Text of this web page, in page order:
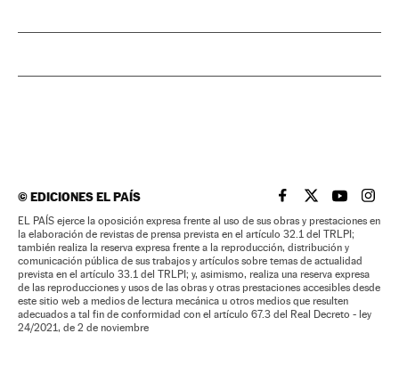
©EDICIONES EL PAÍS EL PAÍS BRASIL EN
EL PAÍSEL PAÍS
EL
EL PAÍS ejerce la oposición expresa frente al uso de sus obras y prestaciones en
la elaboración de revistas de prensa prevista en el artículo 32.1 del TRLPI;
también realiza la reserva expresa frente a la reproducción, distribución y
comunicación pública de sus trabajos y artículos sobre temas de actualidad
prevista en el artículo 33.1 del TRLPI; y, asimismo, realiza una reserva expresa
de las reproducciones y usos de las obras y otras prestaciones accesibles desde
este sitio web a medios de lectura mecánica u otros medios que resulten
adecuados a tal fin de conformidad con el artículo 67.3 del Real Decreto - ley
24/2021, de 2 de noviembre